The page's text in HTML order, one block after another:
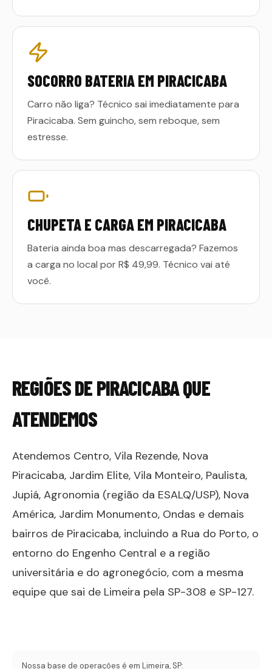
SOCORRO BATERIA EM PIRACICABA
Carro não liga? Técnico sai imediatamente para
Piracicaba. Sem guincho, sem reboque, sem
estresse.
CHUPETA E CARGA EM PIRACICABA
Bateria ainda boa mas descarregada? Fazemos
a carga no local por R$ 49,99. Técnico vai até
você.
REGIÕES DEPIRACICABAQUE
ATENDEMOS
Atendemos Centro, Vila Rezende, Nova
Piracicaba, Jardim Elite, Vila Monteiro, Paulista,
Jupiá, Agronomia (região da ESALQ/USP), Nova
América, Jardim Monumento, Ondas e demais
bairros de Piracicaba, incluindo a Rua do Porto, o
entorno do Engenho Central e a região
universitária e do agronegócio, com a mesma
equipe que sai de Limeira pela SP-308 e SP-127.
Nossa base de operações é em Limeira, SP: